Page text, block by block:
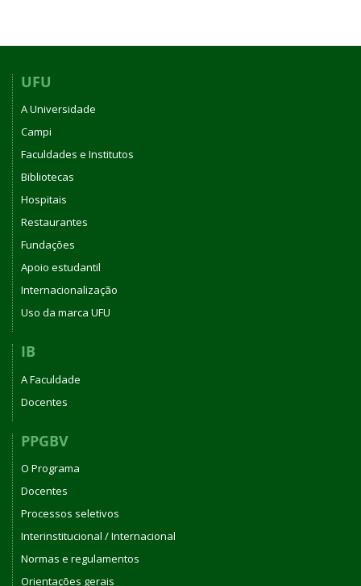
UFU
A Universidade
Campi
Faculdades e Institutos
Bibliotecas
Hospitais
Restaurantes
Fundações
Apoio estudantil
Internacionalização
Uso da marca UFU
IB
A Faculdade
Docentes
PPGBV
O Programa
Docentes
Processos seletivos
Interinstitucional / Internacional
Normas e regulamentos
Orientações gerais